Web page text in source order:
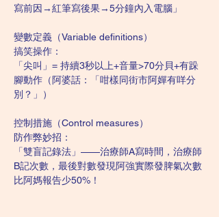
寫前因→紅筆寫後果→5分鐘內入電腦」
變數定義（Variable definitions）
搞笑操作：
「尖叫」= 持續3秒以上+音量>70分貝+有跺
腳動作（阿婆話：「咁樣同街市阿嬋有咩分
別？」）
控制措施（Control measures）
防作弊妙招：
「雙盲記錄法」——治療師A寫時間，治療師
B記次數，最後對數發現阿強實際發脾氣次數
比阿媽報告少50%！